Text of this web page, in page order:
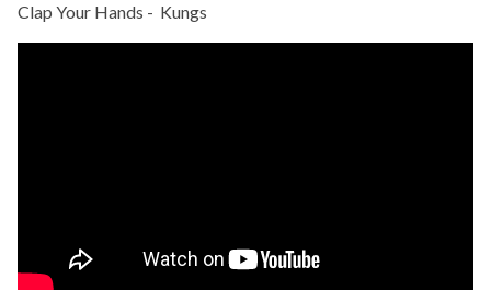
Clap Your Hands - Kungs